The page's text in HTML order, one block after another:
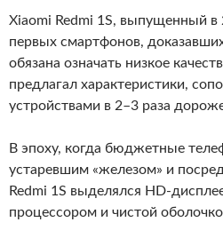
Xiaomi Redmi 1S, выпущенный в
первых смартфонов,
обязана означать низкое
предлагал характеристики,
устройствами в 2–3 раза
В эпоху, когда бюджетные
устаревшим «железом» и
Redmi 1S выделялся HD-
процессором и чистой